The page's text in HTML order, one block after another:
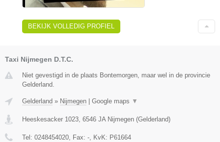
BEKIJK VOLLEDIG PROFIEL
Taxi Nijmegen D.T.C.
Niet gevestigd in de plaats Bontemorgen, maar wel in de provincie
Gelderland.
Gelderland » Nijmegen Google maps ▼
Heeskesacker 1023, 6546 JA Nijmegen (Gelderland)
Tel: 0248454020, Fax: -, KvK: P61664